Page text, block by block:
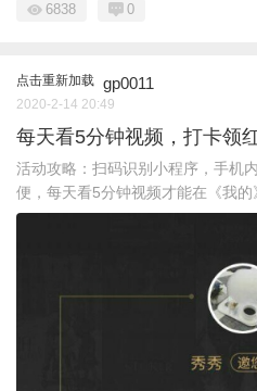
6838 0
点击重新加载 gp0011
2020-2-14 20:49
每天看5分钟视频，打卡领
活动攻略：扫码识别小程序，手机
便，每天看5分钟视频才能在《我的